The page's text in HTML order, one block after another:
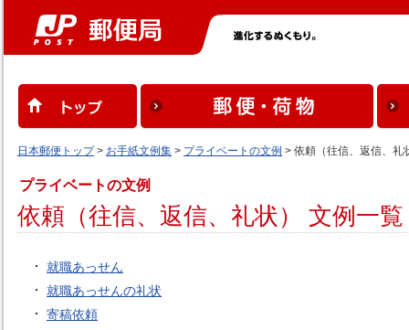
日本郵便トップ> お手紙文例集 > プライベートの文例 > 依頼（往信、返信、礼
プライベートの文例
依頼（往信、返信、礼状） 文例一覧
就職あっせん
就職あっせんの礼状
寄稿依頼